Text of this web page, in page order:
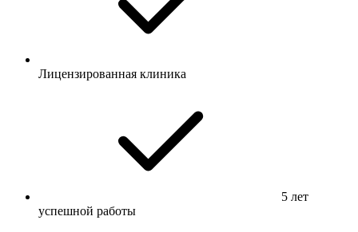
Лицензированная клиника
5 лет
успешной работы